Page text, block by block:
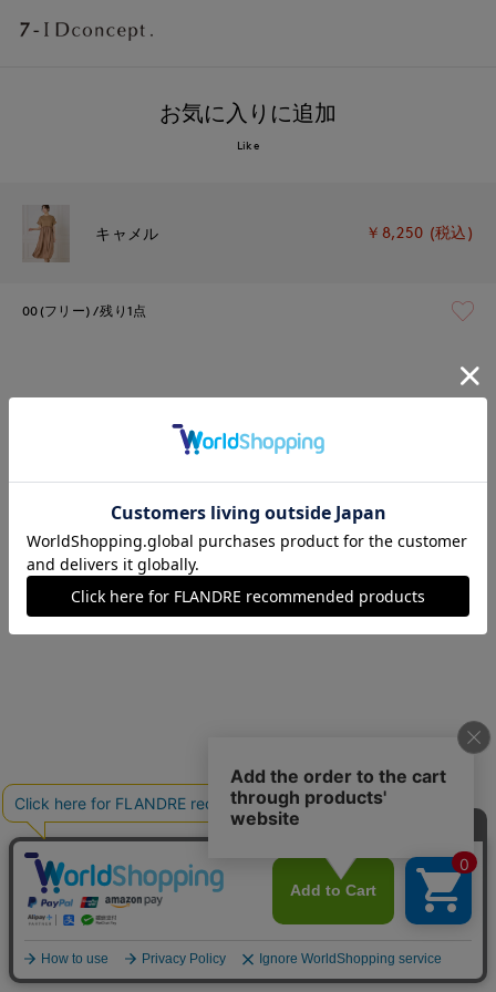
お気に入りに追加
Like
キャメル ￥8,250 (税込)
00(フリー) 残り1点